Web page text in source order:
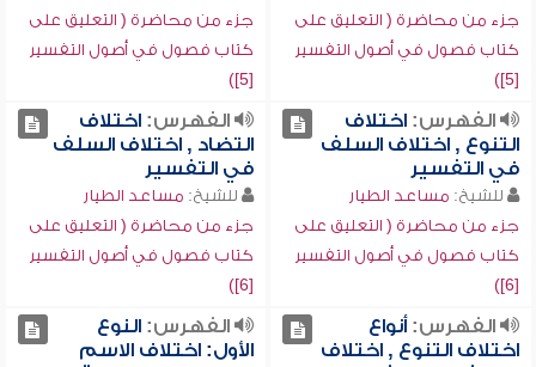
جزء من محاضرة ( التعليق على
كتاب فصول في أصول التفسير
[5])
جزء من محاضرة ( التعليق على
كتاب فصول في أصول التفسير
[5])
الفهرس:اختلاف
التنوع , اختلاف السلف
في التفسير
للشيخ: مساعد الطيار
جزء من محاضرة ( التعليق على
كتاب فصول في أصول التفسير
[6])
الفهرس:اختلاف
التضاد , اختلاف السلف
في التفسير
للشيخ: مساعد الطيار
جزء من محاضرة ( التعليق على
كتاب فصول في أصول التفسير
[6])
الفهرس:أنواع
اختلاف التنوع , اختلاف
الفهرس:النوع
الأول: اختلاف الاسم